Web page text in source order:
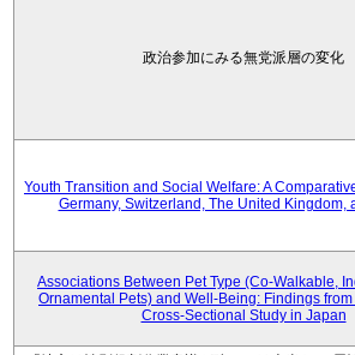
政治参加にみる無党派層の変化
Youth Transition and Social Welfare: A
Germany, Switzerland, The United Kingdom,
Associations Between Pet Type (Co-Walkable,
Ornamental Pets) and Well-Being: Findings
Cross-Sectional Study in Japan